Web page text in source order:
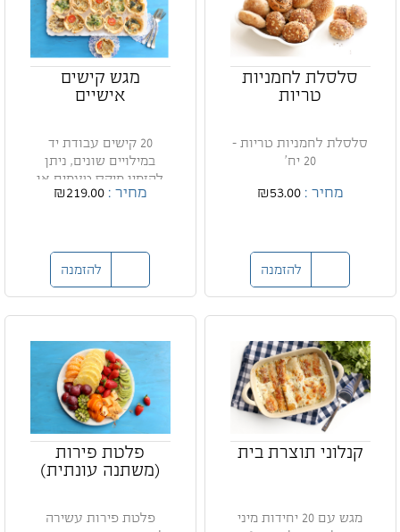
סלסלת לחמניות
טריות
סלסלת לחמניות טריות -
20 יח'
מחיר :₪53.00
להזמנה
מגש קישים
אישיים
20 קישים עבודת יד
במילויים שונים, ניתן
להזמין מיקס טעמים או
מגשי...מחיר :₪219.00
להזמנה
קנלוני תוצרת בית
מגש עם 20 יחידות מיני
פלטת פירות
(משתנה עונתית)
פלטת פירות עשירה